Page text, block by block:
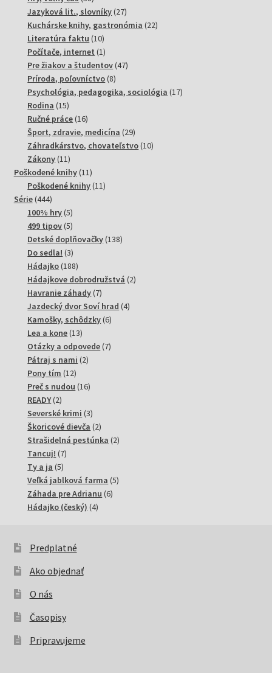
produktov
Jazyková lit., slovníky 2727
produktov
Kuchárske knihy, gastronómia 2222
Literatúra faktu 1010
produktov
Počítače, internet 11
produkt
Pre žiakov a študentov 4747
Príroda, poľovníctvo 88
produktov
Psychológia, pedagogika, sociológia 1717
Rodina 1515
produktov
Ručné práce 1616
produktov
Šport, zdravie, medicína 2929
produktov
Záhradkárstvo, chovateľstvo 1010
Zákony 1111
produktov
Poškodené knihy 1111
produktov
Poškodené knihy 1111
Série 444444
produktov
100% hry 55
produktov
499 tipov 55
produktov
Detské doplňovačky 138138
Do sedla! 33
produkty
Hádajko 188188
produktov
Hádajkove dobrodružstvá 22
Havranie záhady 77
produktov
Jazdecký dvor Soví hrad 44
Kamošky, schôdzky 66
Lea a kone 1313
produktov
Otázky a odpovede 77
Pátraj s nami 22
Pony tím 1212
produktov
Preč s nudou 1616
READY 22
produkty
Severské krimi 33
produkty
Škoricové dievča 22
produkty
Strašidelná pestúnka 22
Tancuj! 77
Ty a ja 55
produktov
Veľká jablková farma 55
Záhada pre Adrianu 66
Hádajko (český) 44
Predplatné
Ako objednať
O nás
Časopisy
Pripravujeme